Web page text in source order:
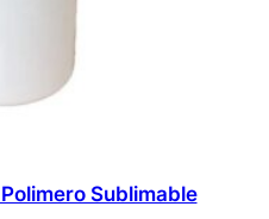
Sublimable